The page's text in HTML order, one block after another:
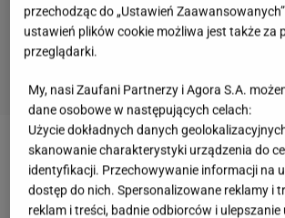
Quiz - te wieczorynki
w PRL-u! A ty?
przechodząc do „Ustawień
ustawień plików cookie możliwa jest także za
przeglądarki.
My, nasi Zaufani Partnerzy i Agora S.A.
dane osobowe w następujących celach:
Użycie dokładnych danych
skanowanie charakterystyki urządzenia do
identyfikacji. Przechowywanie informacji na
dostęp do nich. Spersonalizowane reklamy i
reklam i treści, badnie odbiorców i ulepszanie